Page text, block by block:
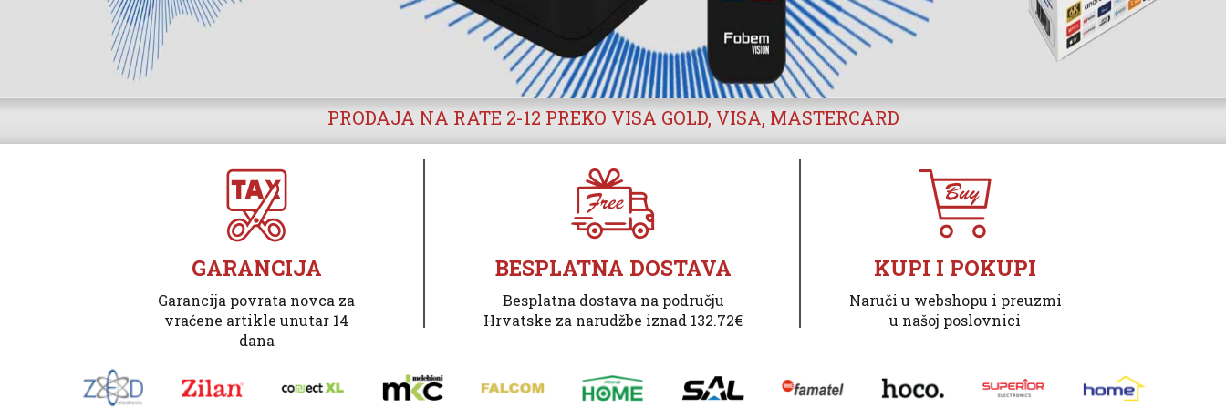
PRODAJA NA RATE 2-12 PREKO VISA GOLD, VISA, MASTERCARD
GARANCIJA
Garancija povrata novca za
vraćene artikle unutar 14
dana
BESPLATNA DOSTAVA
Besplatna dostava na području
Hrvatske za narudžbe iznad 132.72€
KUPI I POKUPI
Naruči u webshopu i preuzmi
u našoj poslovnici